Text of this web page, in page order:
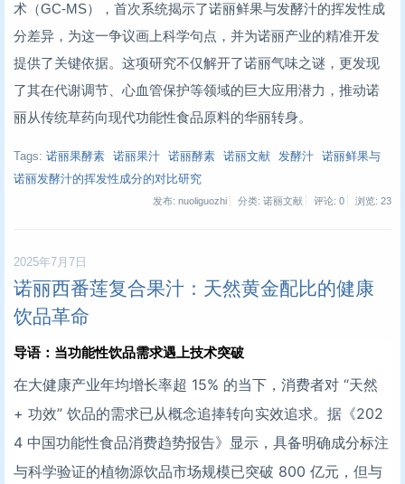
术（GC-MS），首次系统揭示了诺丽鲜果与发酵汁的挥发性成
分差异，为这一争议画上科学句点，并为诺丽产业的精准开发
提供了关键依据。这项研究不仅解开了诺丽气味之谜，更发现
了其在代谢调节、心血管保护等领域的巨大应用潜力，推动诺
丽从传统草药向现代功能性食品原料的华丽转身。
Tags: 诺丽果酵素 诺丽果汁 诺丽酵素 诺丽文献 发酵汁
诺丽鲜果与
诺丽发酵汁的挥发性成分的对比研究
发布: nuoliguozhi 分类: 诺丽文献 评论: 0 浏览: 23
2025年7月7日
诺丽西番莲复合果汁：天然黄金配比的健康
饮品革命
导语：当功能性饮品需求遇上技术突破
在大健康产业年均增长率超 15% 的当下，消费者对 “天然
+ 功效” 饮品的需求已从概念追捧转向实效追求。据《202
4 中国功能性食品消费趋势报告》显示，具备明确成分标注
与科学验证的植物源饮品市场规模已突破 800 亿元，但与